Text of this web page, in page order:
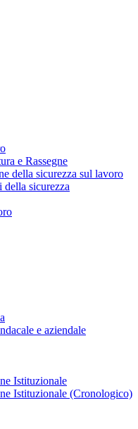
e Rassegne
della sicurezza sul lavoro
della sicurezza
e aziendale
Istituzionale
Istituzionale (Cronologico)